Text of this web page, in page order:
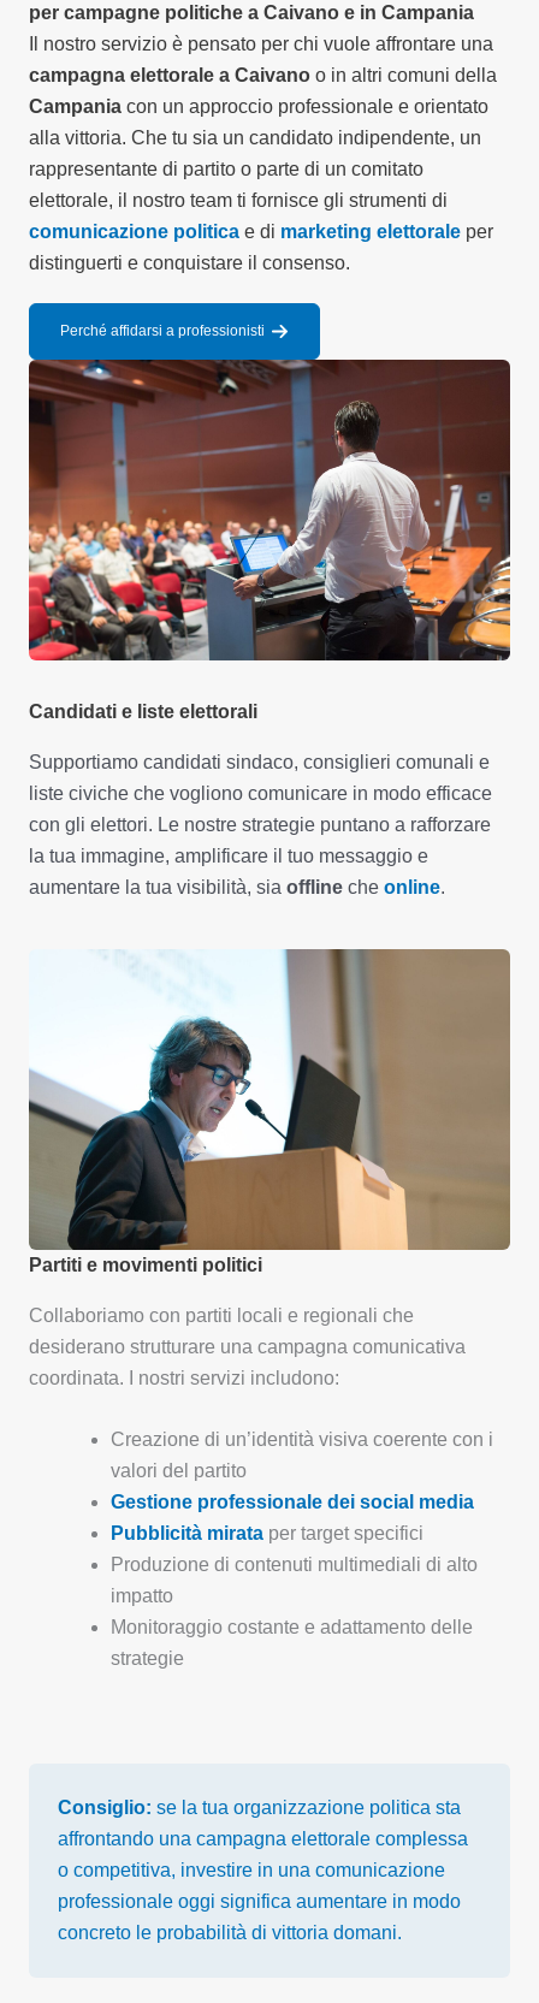
per campagne politiche a Caivano e in Campania
Il nostro servizio è pensato per chi vuole affrontare una
campagna elettorale a Caivano o in altri comuni della
Campania con un approccio professionale e orientato
alla vittoria. Che tu sia un candidato indipendente, un
rappresentante di partito o parte di un comitato
elettorale, il nostro team ti fornisce gli strumenti di
comunicazione politica e di marketing elettorale per
distinguerti e conquistare il consenso.
Perché affidarsi a professionisti
Candidati e liste elettorali
Supportiamo candidati sindaco, consiglieri comunali e
liste civiche che vogliono comunicare in modo efficace
con gli elettori. Le nostre strategie puntano a rafforzare
la tua immagine, amplificare il tuo messaggio e
aumentare la tua visibilità, sia offline che online.
Partiti e movimenti politici
Collaboriamo con partiti locali e regionali che
desiderano strutturare una campagna comunicativa
coordinata. I nostri servizi includono:
Creazione di un’identità visiva coerente con i
valori del partito
Gestione professionale dei social media
Pubblicità mirata per target specifici
Produzione di contenuti multimediali di alto
impatto
Monitoraggio costante e adattamento delle
strategie
Consiglio: se la tua organizzazione politica sta
affrontando una campagna elettorale complessa
o competitiva, investire in una comunicazione
professionale oggi significa aumentare in modo
concreto le probabilità di vittoria domani.